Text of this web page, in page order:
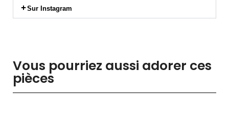
Sur Instagram
Vous pourriez aussi adorer ces
pièces